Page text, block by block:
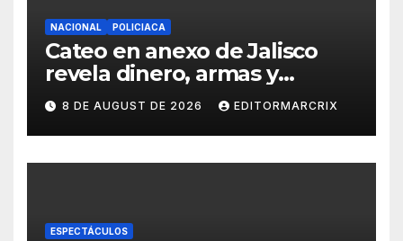
NACIONAL POLICIACA
Cateo en anexo de Jalisco
revela dinero, armas y
sobrecupo
8 DE AUGUST DE 2026 EDITORMARCRIX
ESPECTÁCULOS